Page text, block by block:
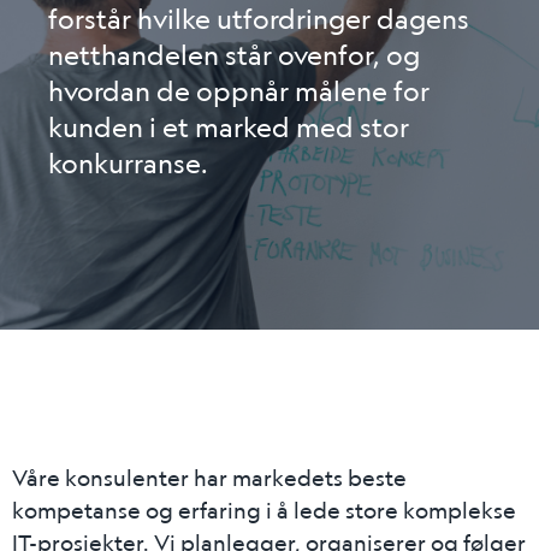
forstår hvilke utfordringer dagens
netthandelen står ovenfor, og
hvordan de oppnår målene for
kunden i et marked med stor
konkurranse.
Våre konsulenter har markedets beste
kompetanse og erfaring i å lede store komplekse
IT-prosjekter. Vi planlegger, organiserer og følger